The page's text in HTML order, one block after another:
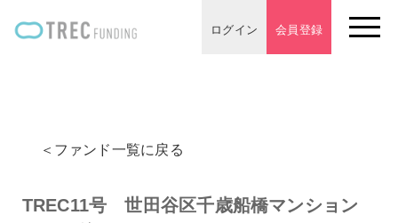
ログイン 会員登録
＜ファンド一覧に戻る
TREC11号 世田谷区千歳船橋マンション